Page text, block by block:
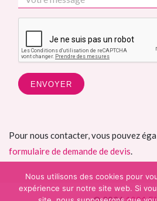
Pour nous contacter, vous pouvez
formulaire de demande de devis.
Nous utilisons des cookies pour
expérience sur notre site web. Si